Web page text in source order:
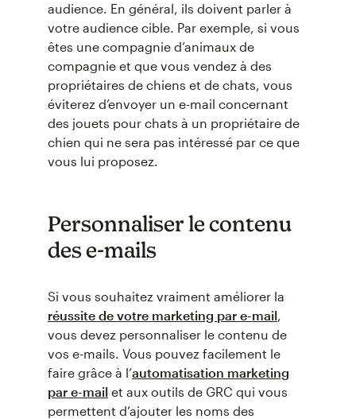
audience. En général, ils doivent parler à
votre audience cible. Par exemple, si vous
êtes une compagnie d’animaux de
compagnie et que vous vendez à des
propriétaires de chiens et de chats, vous
éviterez d’envoyer un e-mail concernant
des jouets pour chats à un propriétaire de
chien qui ne sera pas intéressé par ce que
vous lui proposez.
Personnaliser le contenu
des e-mails
Si vous souhaitez vraiment améliorer la
réussite de votre marketing par e-mail,
vous devez personnaliser le contenu de
vos e-mails. Vous pouvez facilement le
faire grâce à l’automatisation marketing
par e-mail et aux outils de GRC qui vous
permettent d’ajouter les noms des